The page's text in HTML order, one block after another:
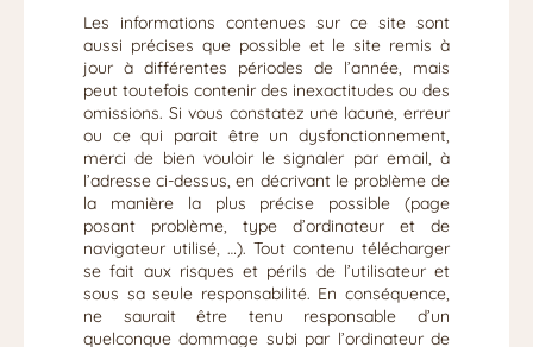
Les informations contenues sur ce site sont
aussi précises que possible et le site remis à
jour à différentes périodes de l’année, mais
peut toutefois contenir des inexactitudes ou des
omissions. Si vous constatez une lacune, erreur
ou ce qui parait être un dysfonctionnement,
merci de bien vouloir le signaler par email, à
l’adresse ci-dessus, en décrivant le problème de
la manière la plus précise possible (page
posant problème, type d’ordinateur et de
navigateur utilisé, …). Tout contenu télécharger
se fait aux risques et périls de l’utilisateur et
sous sa seule responsabilité. En conséquence,
ne saurait être tenu responsable d’un
quelconque dommage subi par l’ordinateur de